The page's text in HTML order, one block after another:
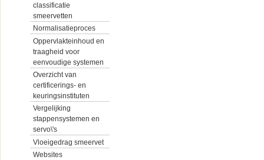
classificatie
smeervetten
Normalisatieproces
Oppervlakteinhoud en
traagheid voor
eenvoudige systemen
Overzicht van
certificerings- en
keuringsinstituten
Vergelijking
stappensystemen en
servo\'s
Vloeigedrag smeervet
Websites